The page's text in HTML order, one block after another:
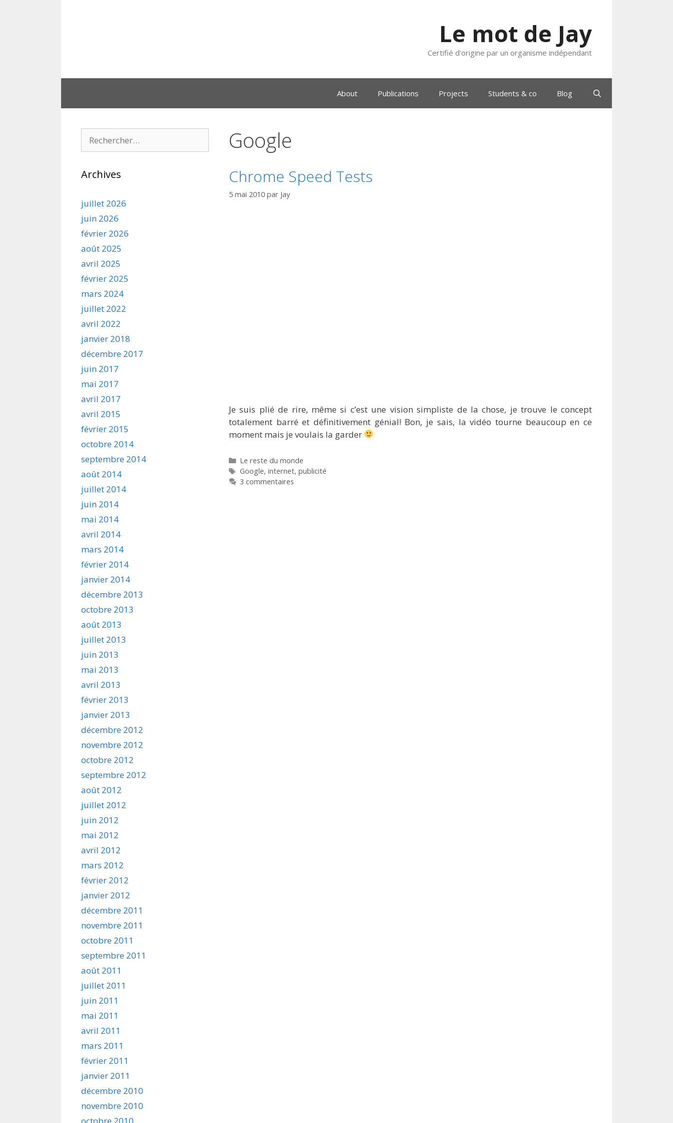
Le mot de Jay
Certifié d'origine par un organisme indépendant
About Publications Projects Students & co Blog
Google
Chrome Speed Tests
5 mai 2010 par Jay
Je suis plié de rire, même si c’est une vision simpliste de la chose, je trouve le concept
totalement barré et définitivement génial! Bon, je sais, la vidéo tourne beaucoup en ce
moment mais je voulais la garder
Catégories
Le reste du monde
Étiquettes
Google, internet, publicité
3 commentaires
Archives
juillet 2026
juin 2026
février 2026
août 2025
avril 2025
février 2025
mars 2024
juillet 2022
avril 2022
janvier 2018
décembre 2017
juin 2017
mai 2017
avril 2017
avril 2015
février 2015
octobre 2014
septembre 2014
août 2014
juillet 2014
juin 2014
mai 2014
avril 2014
mars 2014
février 2014
janvier 2014
décembre 2013
octobre 2013
août 2013
juillet 2013
juin 2013
mai 2013
avril 2013
février 2013
janvier 2013
décembre 2012
novembre 2012
octobre 2012
septembre 2012
août 2012
juillet 2012
juin 2012
mai 2012
avril 2012
mars 2012
février 2012
janvier 2012
décembre 2011
novembre 2011
octobre 2011
septembre 2011
août 2011
juillet 2011
juin 2011
mai 2011
avril 2011
mars 2011
février 2011
janvier 2011
décembre 2010
novembre 2010